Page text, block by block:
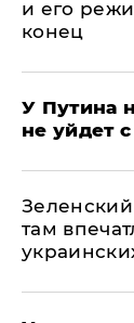
и его
конец
У Путина
не уйдет
там